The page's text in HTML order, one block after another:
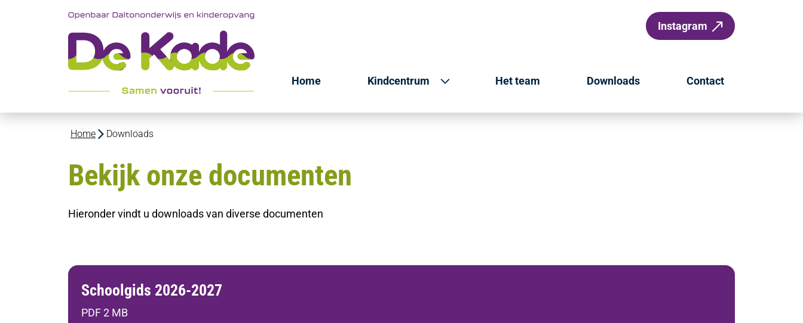
Instagram
Home Kindcentrum Het team Downloads Contact
Home Downloads
Bekijk onze documenten
Hieronder vindt u downloads van diverse documenten
Schoolgids 2026-2027
PDF 2 MB